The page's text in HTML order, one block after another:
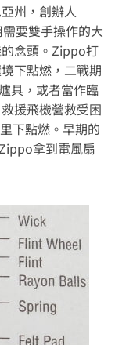
州，創辦人
要雙手操作的大
念頭。Zippo打
下點燃，二戰期
具，或者當作臨
援飛機營救受困
下點燃。早期的
拿到電風扇